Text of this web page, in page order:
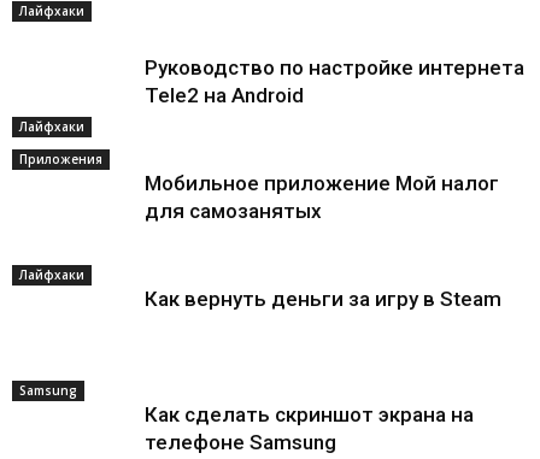
Лайфхаки
Лайфхаки
Руководство по настройке интернета
Tele2 на Android
Приложения
Мобильное приложение Мой налог
для самозанятых
Лайфхаки
Как вернуть деньги за игру в Steam
Samsung
Как сделать скриншот экрана на
телефоне Samsung